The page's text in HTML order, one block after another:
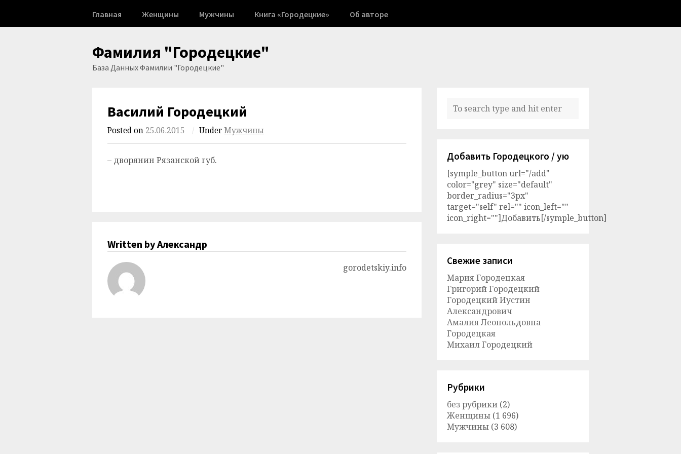
content
Главная Женщины Мужчины Книга «Городецкие» Об авторе
Фамилия "Городецкие"
База Данных Фамилии "Городецкие"
Василий Городецкий
Posted on 25.06.2015 / UnderМужчины
– дворянин Рязанской губ.
Written by Александр
gorodetskiy.info
Добавить Городецкого / ую
[symple_button url="/add"
color="grey" size="default"
border_radius="3px"
target="self" rel="" icon_left=""
icon_right=""]Добавить[/symple_button]
Свежие записи
Мария Городецкая
Григорий Городецкий
Городецкий Иустин
Александрович
Амалия Леопольдовна
Городецкая
Михаил Городецкий
Рубрики
без рубрики (2)
Женщины (1 696)
Мужчины (3 608)